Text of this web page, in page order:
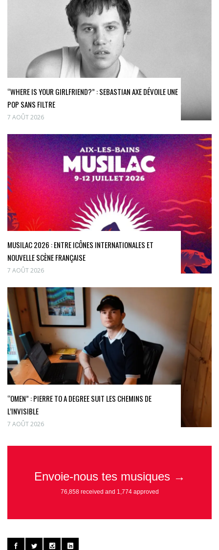
“WHERE IS YOUR GIRLFRIEND?” : SEBASTIAN AXE DÉVOILE UNE
POP SANS FILTRE
7 AOÛT 2026
MUSILAC 2026 : ENTRE ICÔNES INTERNATIONALES ET
NOUVELLE SCÈNE FRANÇAISE
7 AOÛT 2026
“OMEN” : PIERRE TO A DEGREE SUIT LES CHEMINS DE
L’INVISIBLE
7 AOÛT 2026